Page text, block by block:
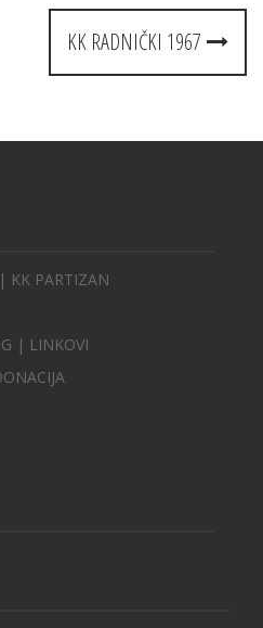
KK RADNIČKI 1967
| KK PARTIZAN
| LINKOVI